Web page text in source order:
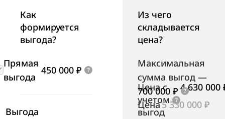
Как
формируется
выгода?
450 000 ₽
Прямая
выгода
Выгода
Из чего
складывается
цена?
Максимальная
сумма выгод —
700 000 ₽
Цена с
учетом
выгод
4 630 000
Цена5 330 000 ₽